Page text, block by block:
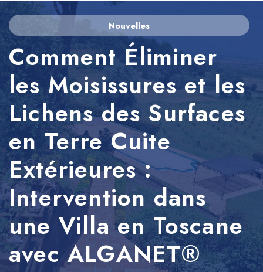
Nouvelles
Comment Éliminer
les Moisissures et les
Lichens des Surfaces
en Terre Cuite
Extérieures :
Intervention dans
une Villa en Toscane
avec ALGANET®